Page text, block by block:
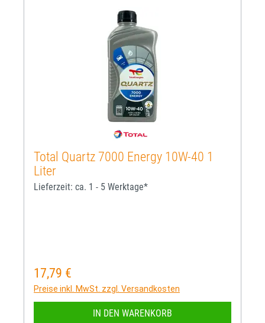
Total Quartz 7000 Energy 10W-40 1
Liter
Lieferzeit: ca. 1 - 5 Werktage*
Regulärer Preis:
17,79 €
Preise inkl. MwSt. zzgl. Versandkosten
IN DEN WARENKORB